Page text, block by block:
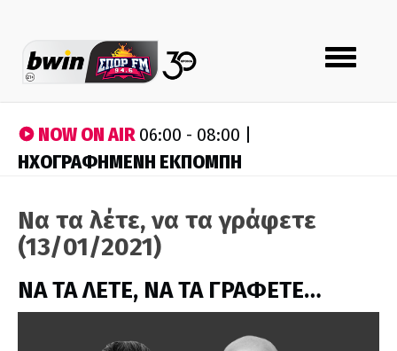
Toggle
navigation
NOW ON AIR06:00 - 08:00 |
ΗΧΟΓΡΑΦΗΜΕΝΗ ΕΚΠΟΜΠΗ
Να τα λέτε, να τα γράφετε
(13/01/2021)
ΝΑ ΤΑ ΛΕΤΕ, ΝΑ ΤΑ ΓΡΑΦΕΤΕ…